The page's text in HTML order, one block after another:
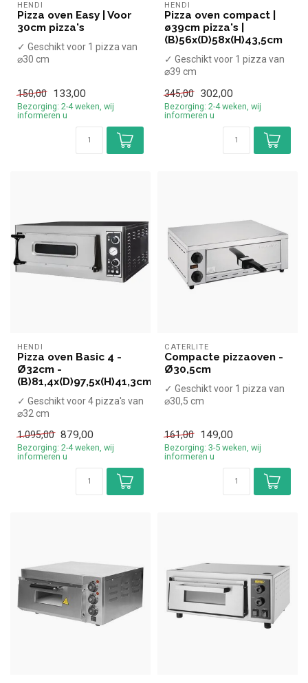
HENDI
Pizza oven Easy | Voor
30cm pizza's
✓ Geschikt voor 1 pizza van
⌀30 cm
150,00
133,00
Bezorging: 2-4 weken, wij
informeren u
HENDI
Pizza oven compact |
ø39cm pizza's |
(B)56x(D)58x(H)43,5cm
✓ Geschikt voor 1 pizza van
⌀39 cm
✓ 230 Volt
345,00 302,00
Bezorging: 2-4 weken, wij
informeren u
HENDI
Pizza oven Basic 4 -
Ø32cm -
(B)81,4x(D)97,5x(H)41,3cm
✓ Geschikt voor 4 pizza's van
⌀32 cm
✓ 400 Volt
1.095,00 879,00
Bezorging: 2-4 weken, wij
informeren u
CATERLITE
Compacte pizzaoven -
Ø30,5cm
✓ Geschikt voor 1 pizza van
⌀30,5 cm
161,00
149,00
Bezorging: 3-5 weken, wij
informeren u